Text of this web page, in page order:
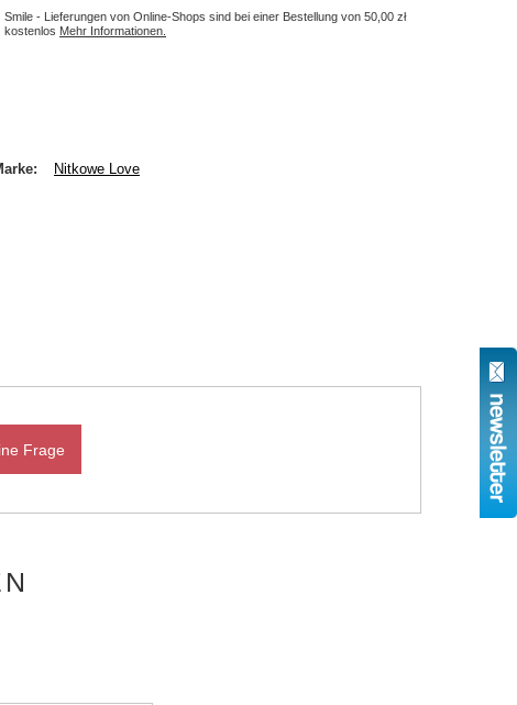
Smile - Lieferungen von Online-Shops sind bei einer Bestellung von50,00 zł
kostenlos Mehr Informationen.
Nitkowe Love
Frage